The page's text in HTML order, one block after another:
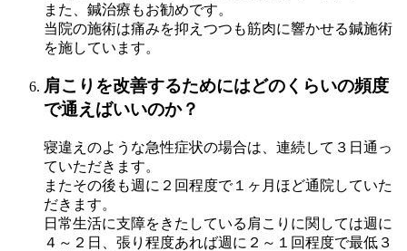
また、鍼治療もお勧めです。
当院の施術は痛みを抑えつつも筋肉に響かせる鍼施術
を施しています。
肩こりを改善するためにはどのくらいの頻度
で通えばいいのか？
寝違えのような急性症状の場合は、連続して３日通っ
ていただきます。
またその後も週に２回程度で１ヶ月ほど通院していた
だきます。
日常生活に支障をきたしている肩こりに関しては週に
４～２日、張り程度あれば週に２～１回程度で最低３